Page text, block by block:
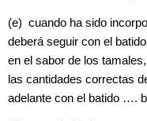
(e) cuando ha sido
deberá seguir con el
en el sabor de los
las cantidades correctas
adelante con el batido ….